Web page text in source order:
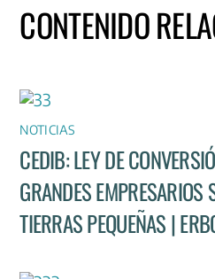
CONTENIDO
NOTICIAS
CEDIB: LEY DE
GRANDES EMPRESARIOS
TIERRAS PEQUEÑAS |